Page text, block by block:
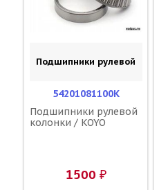
Подшипники рулевой
54201081100K
Подшипники рулевой
колонки / KOYO
1500 ₽